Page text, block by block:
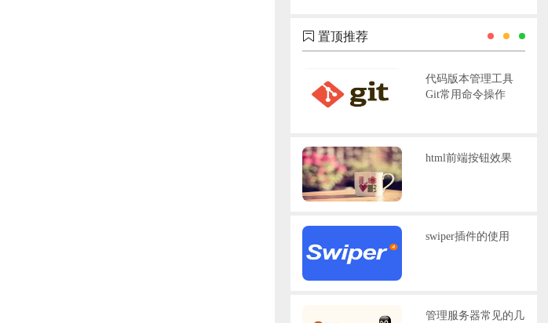
置顶推荐
代码版本管理工具
Git常用命令操作
html前端按钮效果
swiper插件的使用
管理服务器常见的几